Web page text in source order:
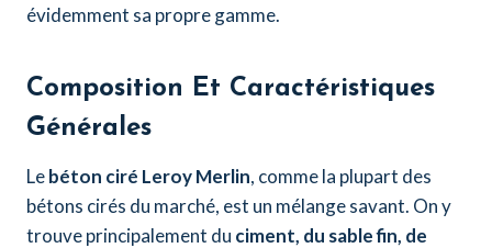
évidemment sa propre gamme.
Composition Et Caractéristiques
Générales
Lebéton ciré Leroy Merlin, comme la plupart des
bétons cirés du marché, est un mélange savant. On y
trouve principalement du ciment, du sable fin, de